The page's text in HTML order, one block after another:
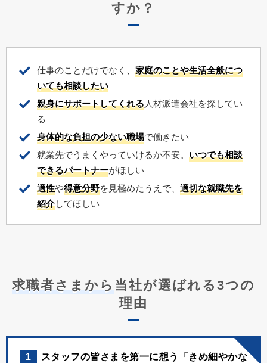
すか？
仕事のことだけでなく、 家庭のことや生活全般につ
いても相談したい
親身にサポートしてくれる人材派遣会社を探してい
る
身体的な負担の少ない職場で働きたい
就業先でうまくやっていけるか不安。 いつでも相談
できるパートナーがほしい
適性や得意分野を見極めたうえで、 適切な就職先を
紹介してほしい
求職者さまから 当社が選ばれる3つの
理由
1
スタッフの皆さまを第一に想う「きめ細やかな